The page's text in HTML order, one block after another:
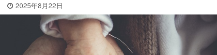
2025年8月22日